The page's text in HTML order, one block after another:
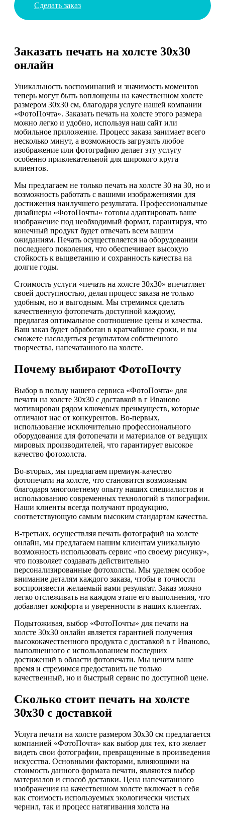
Сделать заказ
Заказать печать на холсте 30х30
онлайн
Уникальность воспоминаний и значимость моментов
теперь могут быть воплощены на качественном холсте
размером 30х30 см, благодаря услуге нашей компании
«ФотоПочта». Заказать печать на холсте этого размера
можно легко и удобно, используя наш сайт или
мобильное приложение. Процесс заказа занимает всего
несколько минут, а возможность загрузить любое
изображение или фотографию делает эту услугу
особенно привлекательной для широкого круга
клиентов.
Мы предлагаем не только печать на холсте 30 на 30, но и
возможность работать с вашими изображениями для
достижения наилучшего результата. Профессиональные
дизайнеры «ФотоПочты» готовы адаптировать ваше
изображение под необходимый формат, гарантируя, что
конечный продукт будет отвечать всем вашим
ожиданиям. Печать осуществляется на оборудовании
последнего поколения, что обеспечивает высокую
стойкость к выцветанию и сохранность качества на
долгие годы.
Стоимость услуги «печать на холсте 30х30» впечатляет
своей доступностью, делая процесс заказа не только
удобным, но и выгодным. Мы стремимся сделать
качественную фотопечать доступной каждому,
предлагая оптимальное соотношение цены и качества.
Ваш заказ будет обработан в кратчайшие сроки, и вы
сможете насладиться результатом собственного
творчества, напечатанного на холсте.
Почему выбирают ФотоПочту
Выбор в пользу нашего сервиса «ФотоПочта» для
печати на холсте 30х30 с доставкой в г Иваново
мотивирован рядом ключевых преимуществ, которые
отличают нас от конкурентов. Во-первых,
использование исключительно профессионального
оборудования для фотопечати и материалов от ведущих
мировых производителей, что гарантирует высокое
качество фотохолста.
Во-вторых, мы предлагаем премиум-качество
фотопечати на холсте, что становится возможным
благодаря многолетнему опыту наших специалистов и
использованию современных технологий в типографии.
Наши клиенты всегда получают продукцию,
соответствующую самым высоким стандартам качества.
В-третьих, осуществляя печать фотографий на холсте
онлайн, мы предлагаем нашим клиентам уникальную
возможность использовать сервис «по своему рисунку»,
что позволяет создавать действительно
персонализированные фотохолсты. Мы уделяем особое
внимание деталям каждого заказа, чтобы в точности
воспроизвести желаемый вами результат. Заказ можно
легко отслеживать на каждом этапе его выполнения, что
добавляет комфорта и уверенности в наших клиентах.
Подытоживая, выбор «ФотоПочты» для печати на
холсте 30х30 онлайн является гарантией получения
высококачественного продукта с доставкой в г Иваново,
выполненного с использованием последних
достижений в области фотопечати. Мы ценим ваше
время и стремимся предоставить не только
качественный, но и быстрый сервис по доступной цене.
Сколько стоит печать на холсте
30х30 с доставкой
Услуга печати на холсте размером 30х30 см предлагается
компанией «ФотоПочта» как выбор для тех, кто желает
видеть свои фотографии, превращенные в произведения
искусства. Основными факторами, влияющими на
стоимость данного формата печати, являются выбор
материалов и способ доставки. Цена напечатанного
изображения на качественном холсте включает в себя
как стоимость используемых экологически чистых
чернил, так и процесс натягивания холста на